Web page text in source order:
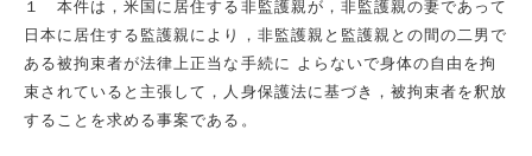
１ 本件は，米国に居住する非監護親が，非監護親の妻であって
日本に居住する監護親により，非監護親と監護親との間の二男で
ある被拘束者が法律上正当な手続に よらないで身体の自由を拘
束されていると主張して，人身保護法に基づき，被拘束者を釈放
することを求める事案である。